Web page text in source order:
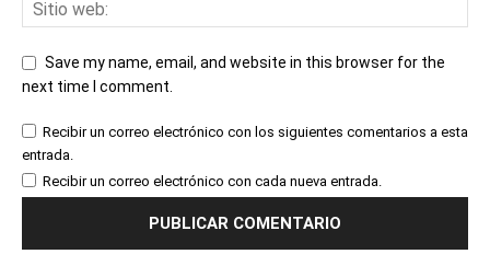
Save my name, email, and website in this browser for the
next time I comment.
Recibir un correo electrónico con los siguientes comentarios a esta
entrada.
Recibir un correo electrónico con cada nueva entrada.